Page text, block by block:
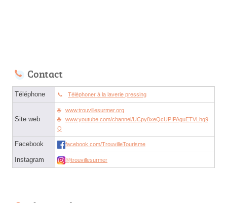
Contact
Téléphone Téléphoner à la laverie pressing
Site web
www.trouvillesurmer.org
www.youtube.com/channel/UCpy8xeQcUPIPAguETVLhg9
Q
Facebook facebook.com/TrouvilleTourisme
Instagram @trouvillesurmer